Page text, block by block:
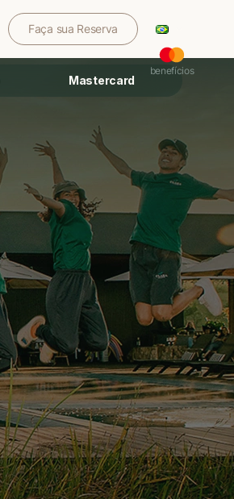
Faça sua Reserva
benefícios
Mastercard